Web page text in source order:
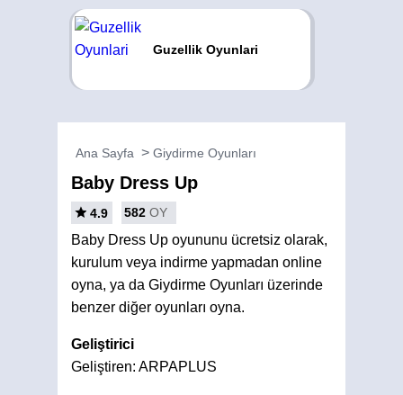
Guzellik Oyunlari
Ana Sayfa Giydirme Oyunları
Baby Dress Up
4.9 582 OY
Baby Dress Up oyununu ücretsiz olarak,
kurulum veya indirme yapmadan online
oyna, ya da Giydirme Oyunları üzerinde
benzer diğer oyunları oyna.
Geliştirici
Geliştiren: ARPAPLUS